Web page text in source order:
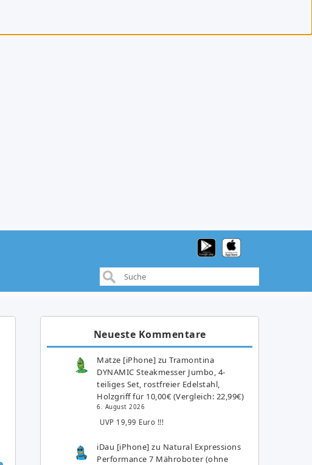
Neueste Kommentare
Matze [iPhone] zuTramontina
DYNAMIC Steakmesser Jumbo, 4-
teiliges Set, rostfreier Edelstahl,
Holzgriff für 10,00€ (Vergleich: 22,99€)
6. August 2026
UVP 19,99 Euro !!!
iDau [iPhone] zu Natural Expressions
Performance 7 Mähroboter (ohne